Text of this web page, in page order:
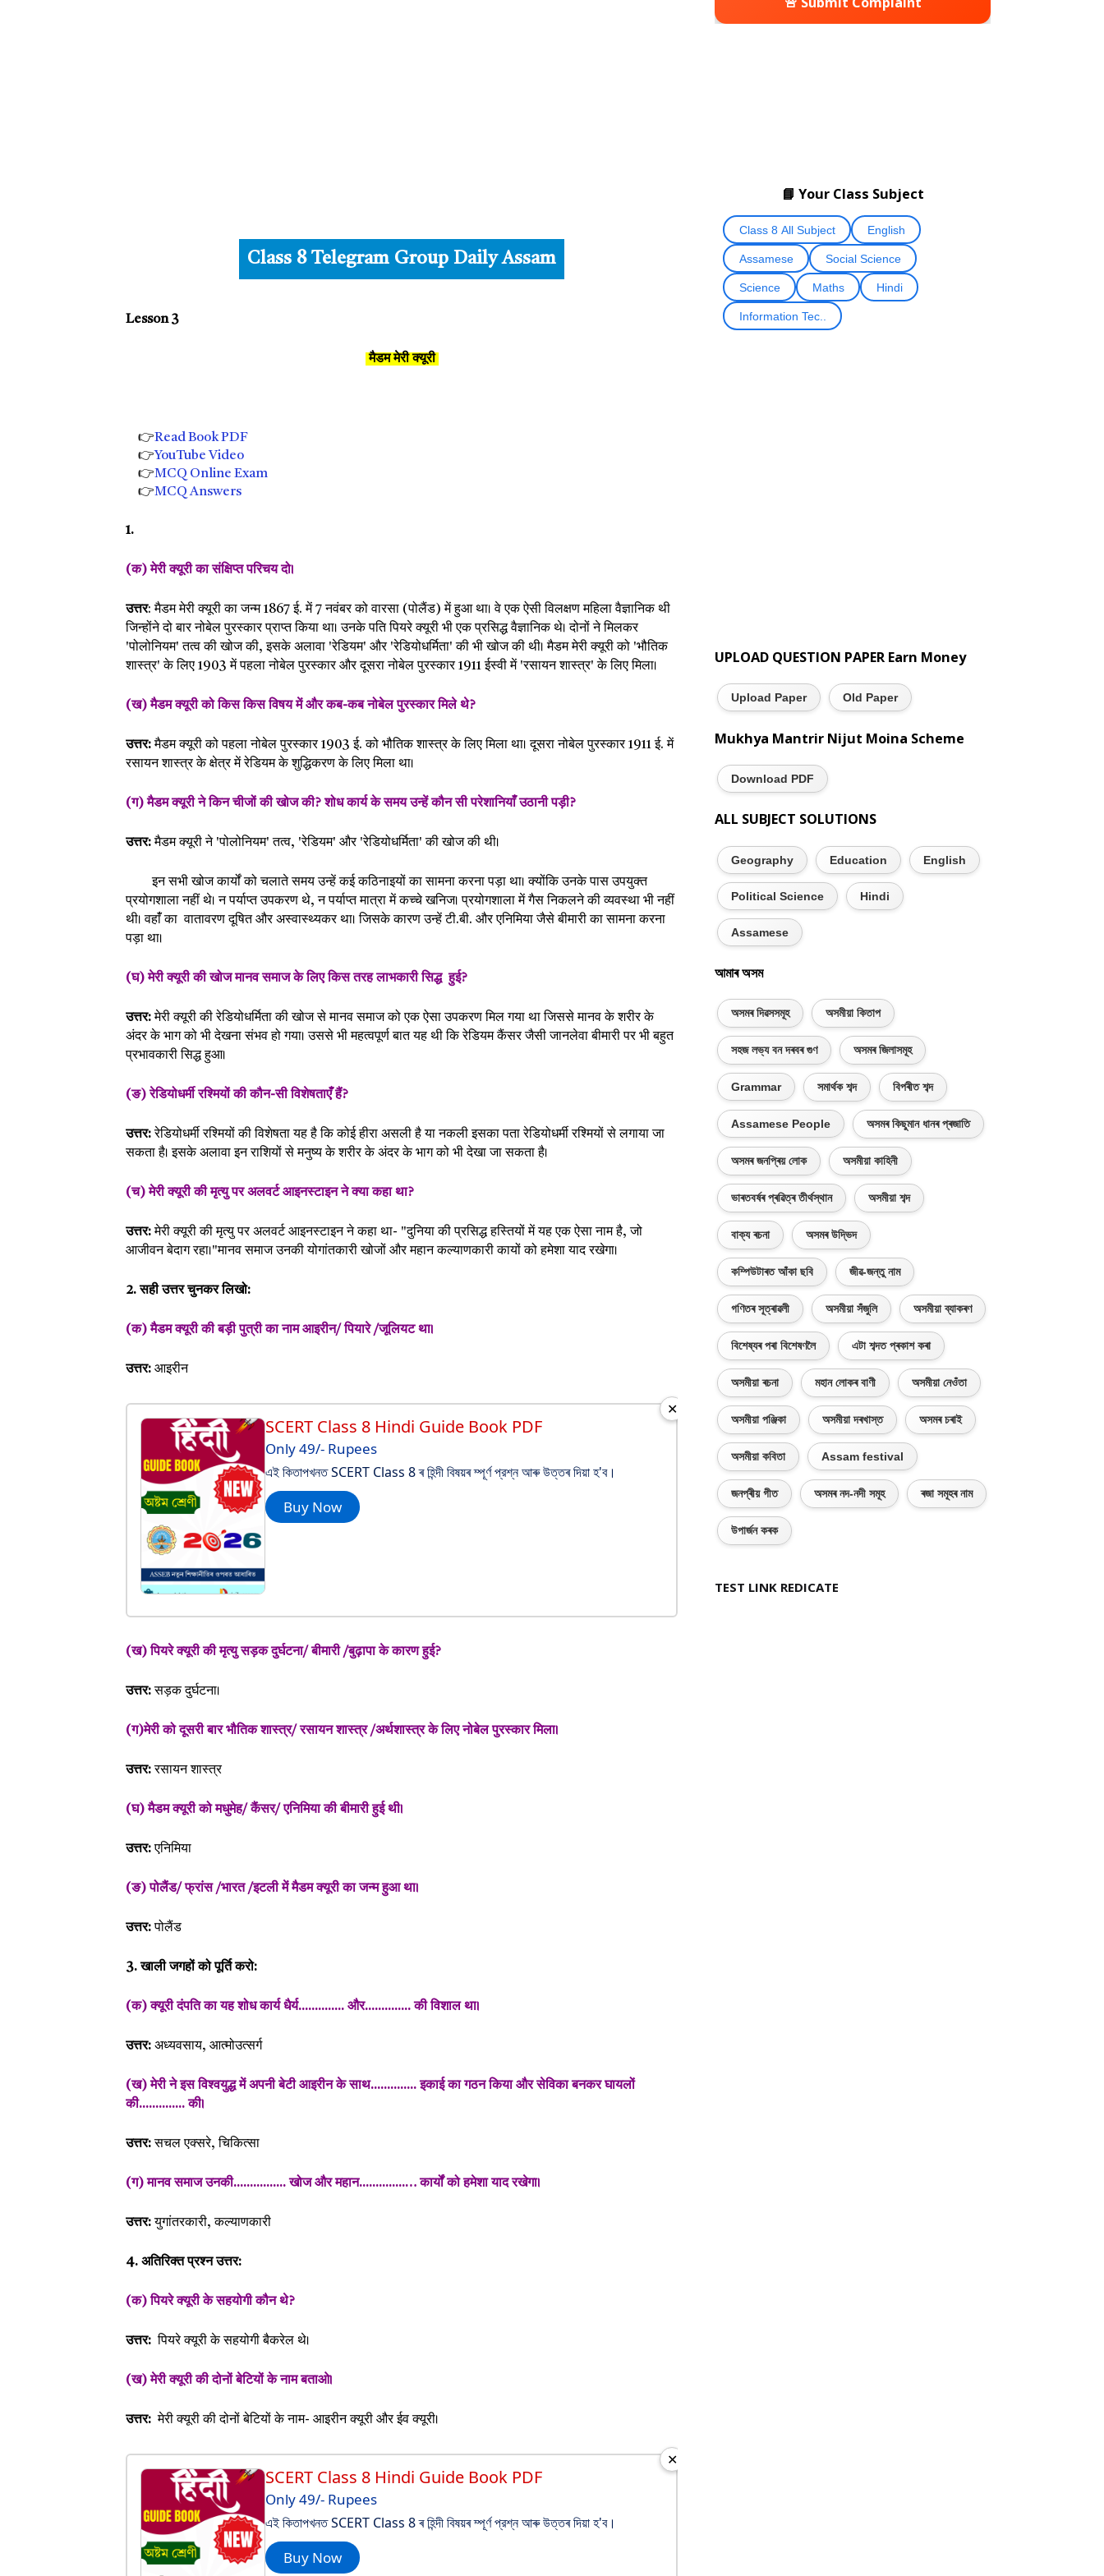
Class 8 Telegram Group Daily Assam
Lesson 3
मैडम मेरी क्यूरी
👉Read Book PDF
👉YouTube Video
👉MCQ Online Exam
👉MCQ Answers
1.
(क) मेरी क्यूरी का संक्षिप्त परिचय दो।
उत्तर: मैडम मेरी क्यूरी का जन्म 1867 ई. में 7 नवंबर को वारसा (पोलैंड) में हुआ था। वे एक ऐसी विलक्षण महिला वैज्ञानिक थी
जिन्होंने दो बार नोबेल पुरस्कार प्राप्त किया था। उनके पति पियरे क्यूरी भी एक प्रसिद्ध वैज्ञानिक थे। दोनों ने मिलकर
'पोलोनियम' तत्व की खोज की, इसके अलावा 'रेडियम' और 'रेडियोधर्मिता' की भी खोज की थी। मैडम मेरी क्यूरी को 'भौतिक
शास्त्र' के लिए 1903 में पहला नोबेल पुरस्कार और दूसरा नोबेल पुरस्कार 1911 ईस्वी में 'रसायन शास्त्र' के लिए मिला।
(ख) मैडम क्यूरी को किस किस विषय में और कब-कब नोबेल पुरस्कार मिले थे?
उत्तर:मैडम क्यूरी को पहला नोबेल पुरस्कार 1903 ई. को भौतिक शास्त्र के लिए मिला था। दूसरा नोबेल पुरस्कार 1911 ई. में
रसायन शास्त्र के क्षेत्र में रेडियम के शुद्धिकरण के लिए मिला था।
(ग) मैडम क्यूरी ने किन चीजों की खोज की? शोध कार्य के समय उन्हें कौन सी परेशानियांँ उठानी पड़ी?
उत्तर:मैडम क्यूरी ने 'पोलोनियम' तत्व, 'रेडियम' और 'रेडियोधर्मिता' की खोज की थी।
इन सभी खोज कार्यों को चलाते समय उन्हें कई कठिनाइयों का सामना करना पड़ा था। क्योंकि उनके पास उपयुक्त
प्रयोगशाला नहीं थे। न पर्याप्त उपकरण थे, न पर्याप्त मात्रा में कच्चे खनिज। प्रयोगशाला में गैस निकलने की व्यवस्था भी नहीं
थी। वहांँ का वातावरण दूषित और अस्वास्थ्यकर था। जिसके कारण उन्हें टी.बी. और एनिमिया जैसे बीमारी का सामना करना
पड़ा था।
(घ) मेरी क्यूरी की खोज मानव समाज के लिए किस तरह लाभकारी सिद्ध हुई?
उत्तर:मेरी क्यूरी की रेडियोधर्मिता की खोज से मानव समाज को एक ऐसा उपकरण मिल गया था जिससे मानव के शरीर के
अंदर के भाग को भी देखना संभव हो गया। उससे भी महत्वपूर्ण बात यह थी कि रेडियम कैंसर जैसी जानलेवा बीमारी पर भी बहुत
प्रभावकारी सिद्ध हुआ।
(ङ) रेडियोधर्मी रश्मियों की कौन-सी विशेषताएंँ हैं?
उत्तर:रेडियोधर्मी रश्मियों की विशेषता यह है कि कोई हीरा असली है या नकली इसका पता रेडियोधर्मी रश्मियों से लगाया जा
सकता है। इसके अलावा इन राशियों से मनुष्य के शरीर के अंदर के भाग को भी देखा जा सकता है।
(च) मेरी क्यूरी की मृत्यु पर अलवर्ट आइनस्टाइन ने क्या कहा था?
उत्तर:मेरी क्यूरी की मृत्यु पर अलवर्ट आइनस्टाइन ने कहा था- "दुनिया की प्रसिद्ध हस्तियों में यह एक ऐसा नाम है, जो
आजीवन बेदाग रहा।"मानव समाज उनकी योगांतकारी खोजों और महान कल्याणकारी कायों को हमेशा याद रखेगा।
2. सही उत्तर चुनकर लिखो:
(क) मैडम क्यूरी की बड़ी पुत्री का नाम आइरीन/ पियारे /जूलियट था।
उत्तर: आइरीन
SCERT Class 8 Hindi Guide Book PDF
Only 49/- Rupees
এই কিতাপখনত SCERT Class 8 ৰ হিন্দী বিষয়ৰ ম্পূর্ণ প্রশ্ন আৰু উত্তৰ দিয়া হ'ব।
Buy Now
✕
(ख) पियरे क्यूरी की मृत्यु सड़क दुर्घटना/ बीमारी /बुढ़ापा के कारण हुई?
उत्तर:सड़क दुर्घटना।
(ग)मेरी को दूसरी बार भौतिक शास्त्र/ रसायन शास्त्र /अर्थशास्त्र के लिए नोबेल पुरस्कार मिला।
उत्तर:रसायन शास्त्र
(घ) मैडम क्यूरी को मधुमेह/ कैंसर/ एनिमिया की बीमारी हुई थी।
उत्तर:एनिमिया
(ङ) पोलैंड/ फ्रांस /भारत /इटली में मैडम क्यूरी का जन्म हुआ था।
उत्तर:पोलैंड
3. खाली जगहों को पूर्ति करो:
(क) क्यूरी दंपति का यह शोध कार्य धैर्य.............. और.............. की विशाल था।
उत्तर: अध्यवसाय, आत्मोउत्सर्ग
(ख) मेरी ने इस विश्वयुद्ध में अपनी बेटी आइरीन के साथ.............. इकाई का गठन किया और सेविका बनकर घायलों
की.............. की।
उत्तर:सचल एक्सरे, चिकित्सा
(ग) मानव समाज उनकी................ खोज और महान..............… कार्यों को हमेशा याद रखेगा।
उत्तर:युगांतरकारी, कल्याणकारी
4. अतिरिक्त प्रश्न उत्तर:
(क) पियरे क्यूरी के सहयोगी कौन थे?
उत्तर: पियरे क्यूरी के सहयोगी बैकरेल थे।
(ख) मेरी क्यूरी की दोनों बेटियों के नाम बताओ।
उत्तर: मेरी क्यूरी की दोनों बेटियों के नाम- आइरीन क्यूरी और ईव क्यूरी।
SCERT Class 8 Hindi Guide Book PDF
Only 49/- Rupees
এই কিতাপখনত SCERT Class 8 ৰ হিন্দী বিষয়ৰ ম্পূর্ণ প্রশ্ন আৰু উত্তৰ দিয়া হ'ব।
Buy Now
✕
📘 Your Class Subject
Class 8 All Subject English
Assamese Social Science
Science Maths Hindi
Information Tec..
UPLOAD QUESTION PAPER Earn Money
Upload Paper Old Paper
Mukhya Mantrir Nijut Moina Scheme
Download PDF
ALL SUBJECT SOLUTIONS
Geography Education English
Political Science Hindi
Assamese
আমাৰ অসম
অসমৰ দিৱসসমূহ অসমীয়া কিতাপ
সহজ লভ্য বন দৰবৰ গুণ অসমৰ জিলাসমূহ
Grammar সমাৰ্থক শব্দ বিপৰীত শব্দ
Assamese People অসমৰ কিছুমান ধানৰ প্ৰজাতি
অসমৰ জনপ্ৰিয় লোক অসমীয়া কাহিনী
ভাৰতবৰ্ষৰ প্ৰৱিত্ৰ তীৰ্থস্থান অসমীয়া শব্দ
বাক্য ৰচনা অসমৰ উদ্ভিদ
কম্পিউটাৰত আঁকা ছবি জীৱ-জন্তু নাম
গণিতৰ সূত্ৰাৱলী অসমীয়া সঁজুলি অসমীয়া ব্যাকৰণ
বিশেষ্যৰ পৰা বিশেষণলৈ এটা শব্দত প্ৰকাশ কৰা
অসমীয়া ৰচনা মহান লোকৰ বাণী অসমীয়া নেওঁতা
অসমীয়া পঞ্জিকা অসমীয়া দৰখাস্ত অসমৰ চৰাই
অসমীয়া কবিতা Assam festival
জনপ্ৰীয় গীত অসমৰ নদ-নদী সমূহ ৰজা সমূহৰ নাম
উপাৰ্জন কৰক
TEST LINK REDICATE